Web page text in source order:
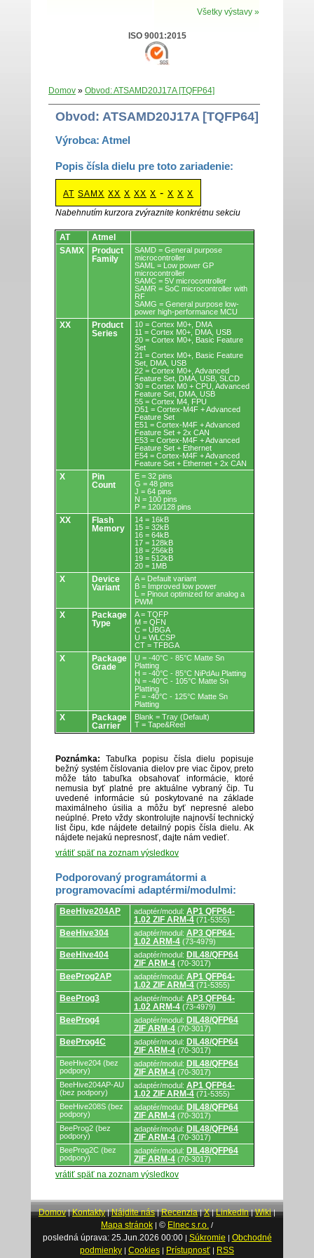
Všetky výstavy »
ISO 9001:2015
Domov » Obvod: ATSAMD20J17A [TQFP64]
Obvod: ATSAMD20J17A [TQFP64]
Výrobca: Atmel
Popis čísla dielu pre toto zariadenie:
AT SAMX XX X XX X - X X X
Nabehnutím kurzora zvýraznite konkrétnu sekciu
Obvody.
AT
Atmel
SAMX
Product
Family
SAMD = General purpose
microcontroller
SAML = Low power GP
microcontroller
SAMC = 5V microcontroller
SAMR = SoC microcontroller with
RF
SAMG = General purpose low-
power high-performance MCU
XX
Product
Series
10 = Cortex M0+, DMA
11 = Cortex M0+, DMA, USB
20 = Cortex M0+, Basic Feature
Set
21 = Cortex M0+, Basic Feature
Set, DMA, USB
22 = Cortex M0+, Advanced
Feature Set, DMA, USB, SLCD
30 = Cortex M0 + CPU, Advanced
Feature Set, DMA, USB
55 = Cortex M4, FPU
D51 = Cortex-M4F + Advanced
Feature Set
E51 = Cortex-M4F + Advanced
Feature Set + 2x CAN
E53 = Cortex-M4F + Advanced
Feature Set + Ethernet
E54 = Cortex-M4F + Advanced
Feature Set + Ethernet + 2x CAN
X
Pin
Count
E = 32 pins
G = 48 pins
J = 64 pins
N = 100 pins
P = 120/128 pins
XX
Flash
Memory
14 = 16kB
15 = 32kB
16 = 64kB
17 = 128kB
18 = 256kB
19 = 512kB
20 = 1MB
X
Device
Variant
A = Default variant
B = Improved low power
L = Pinout optimized for analog a
PWM
X
Package
Type
A = TQFP
M = QFN
C = UBGA
U = WLCSP
CT = TFBGA
X
Package
Grade
U = -40°C - 85°C Matte Sn
Platting
H = -40°C - 85°C NiPdAu Platting
N = -40°C - 105°C Matte Sn
Platting
F = -40°C - 125°C Matte Sn
Platting
X
Package
Carrier
Blank = Tray (Default)
T = Tape&Reel
Poznámka: Tabuľka popisu čísla dielu popisuje
bežný systém číslovania dielov pre viac čipov, preto
môže táto tabuľka obsahovať informácie, ktoré
nemusia byť platné pre aktuálne vybraný čip. Tu
uvedené informácie sú poskytované na základe
maximálneho úsilia a môžu byť nepresné alebo
neúplné. Preto vždy skontrolujte najnovší technický
list čipu, kde nájdete detailný popis čísla dielu. Ak
nájdete nejakú nepresnosť, dajte nám vedieť.
vrátiť späť na zoznam výsledkov
Podporovaný programátormi a
programovacími adaptérmi/modulmi:
Podporovaný
programátormi
a
programovacími
BeeHive204AP adaptér/modul: AP1 QFP64-
1.02 ZIF ARM-4 (71-5355)
BeeHive304 adaptér/modul: AP3 QFP64-
1.02 ARM-4 (73-4979)
BeeHive404 adaptér/modul: DIL48/QFP64
ZIF ARM-4 (70-3017)
BeeProg2AP adaptér/modul: AP1 QFP64-
1.02 ZIF ARM-4 (71-5355)
BeeProg3 adaptér/modul: AP3 QFP64-
1.02 ARM-4 (73-4979)
BeeProg4 adaptér/modul: DIL48/QFP64
ZIF ARM-4 (70-3017)
BeeProg4C adaptér/modul: DIL48/QFP64
ZIF ARM-4 (70-3017)
BeeHive204 (bez
podpory)
adaptér/modul: DIL48/QFP64
ZIF ARM-4 (70-3017)
BeeHive204AP-AU
(bez podpory)
adaptér/modul: AP1 QFP64-
1.02 ZIF ARM-4 (71-5355)
BeeHive208S (bez
podpory)
adaptér/modul: DIL48/QFP64
ZIF ARM-4 (70-3017)
BeeProg2 (bez
podpory)
adaptér/modul: DIL48/QFP64
ZIF ARM-4 (70-3017)
BeeProg2C (bez
podpory)
adaptér/modul: DIL48/QFP64
ZIF ARM-4 (70-3017)
vrátiť späť na zoznam výsledkov
Domov|Kontakty|Nájdite nás|Recenzia|X|LinkedIn|Wiki|
Mapa stránok | © Elnec s.r.o. /
posledná úprava: 25.Jun.2026 00:00| Súkromie | Obchodné
podmienky | Cookies | Prístupnosť | RSS